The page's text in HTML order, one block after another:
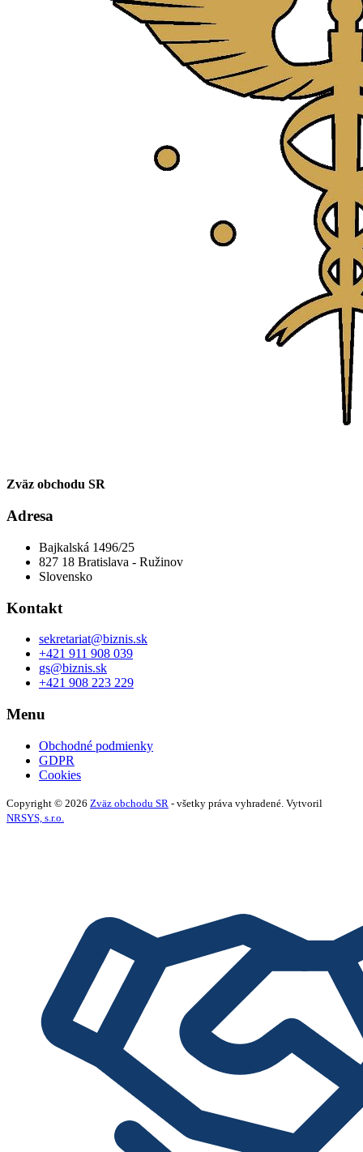
Zväz obchodu SR
Adresa
Bajkalská 1496/25
827 18 Bratislava - Ružinov
Slovensko
Kontakt
sekretariat@biznis.sk
+421 911 908 039
gs@biznis.sk
+421 908 223 229
Menu
Obchodné podmienky
GDPR
Cookies
Copyright © 2026 Zväz obchodu SR - všetky práva vyhradené. Vytvoril
NRSYS, s.r.o.